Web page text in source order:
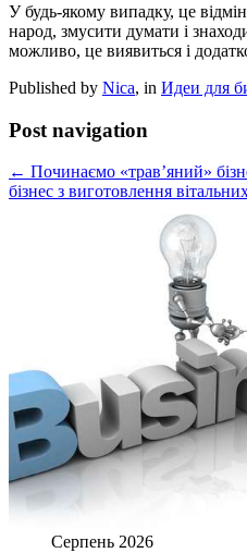
У будь-якому випадку, це
народ, змусити думати і
можливо, це виявиться і
Published by Nica, in Идеи для
Post navigation
← Починаємо «трав’яний»
бізнес з виготовлення
Серпень 2026